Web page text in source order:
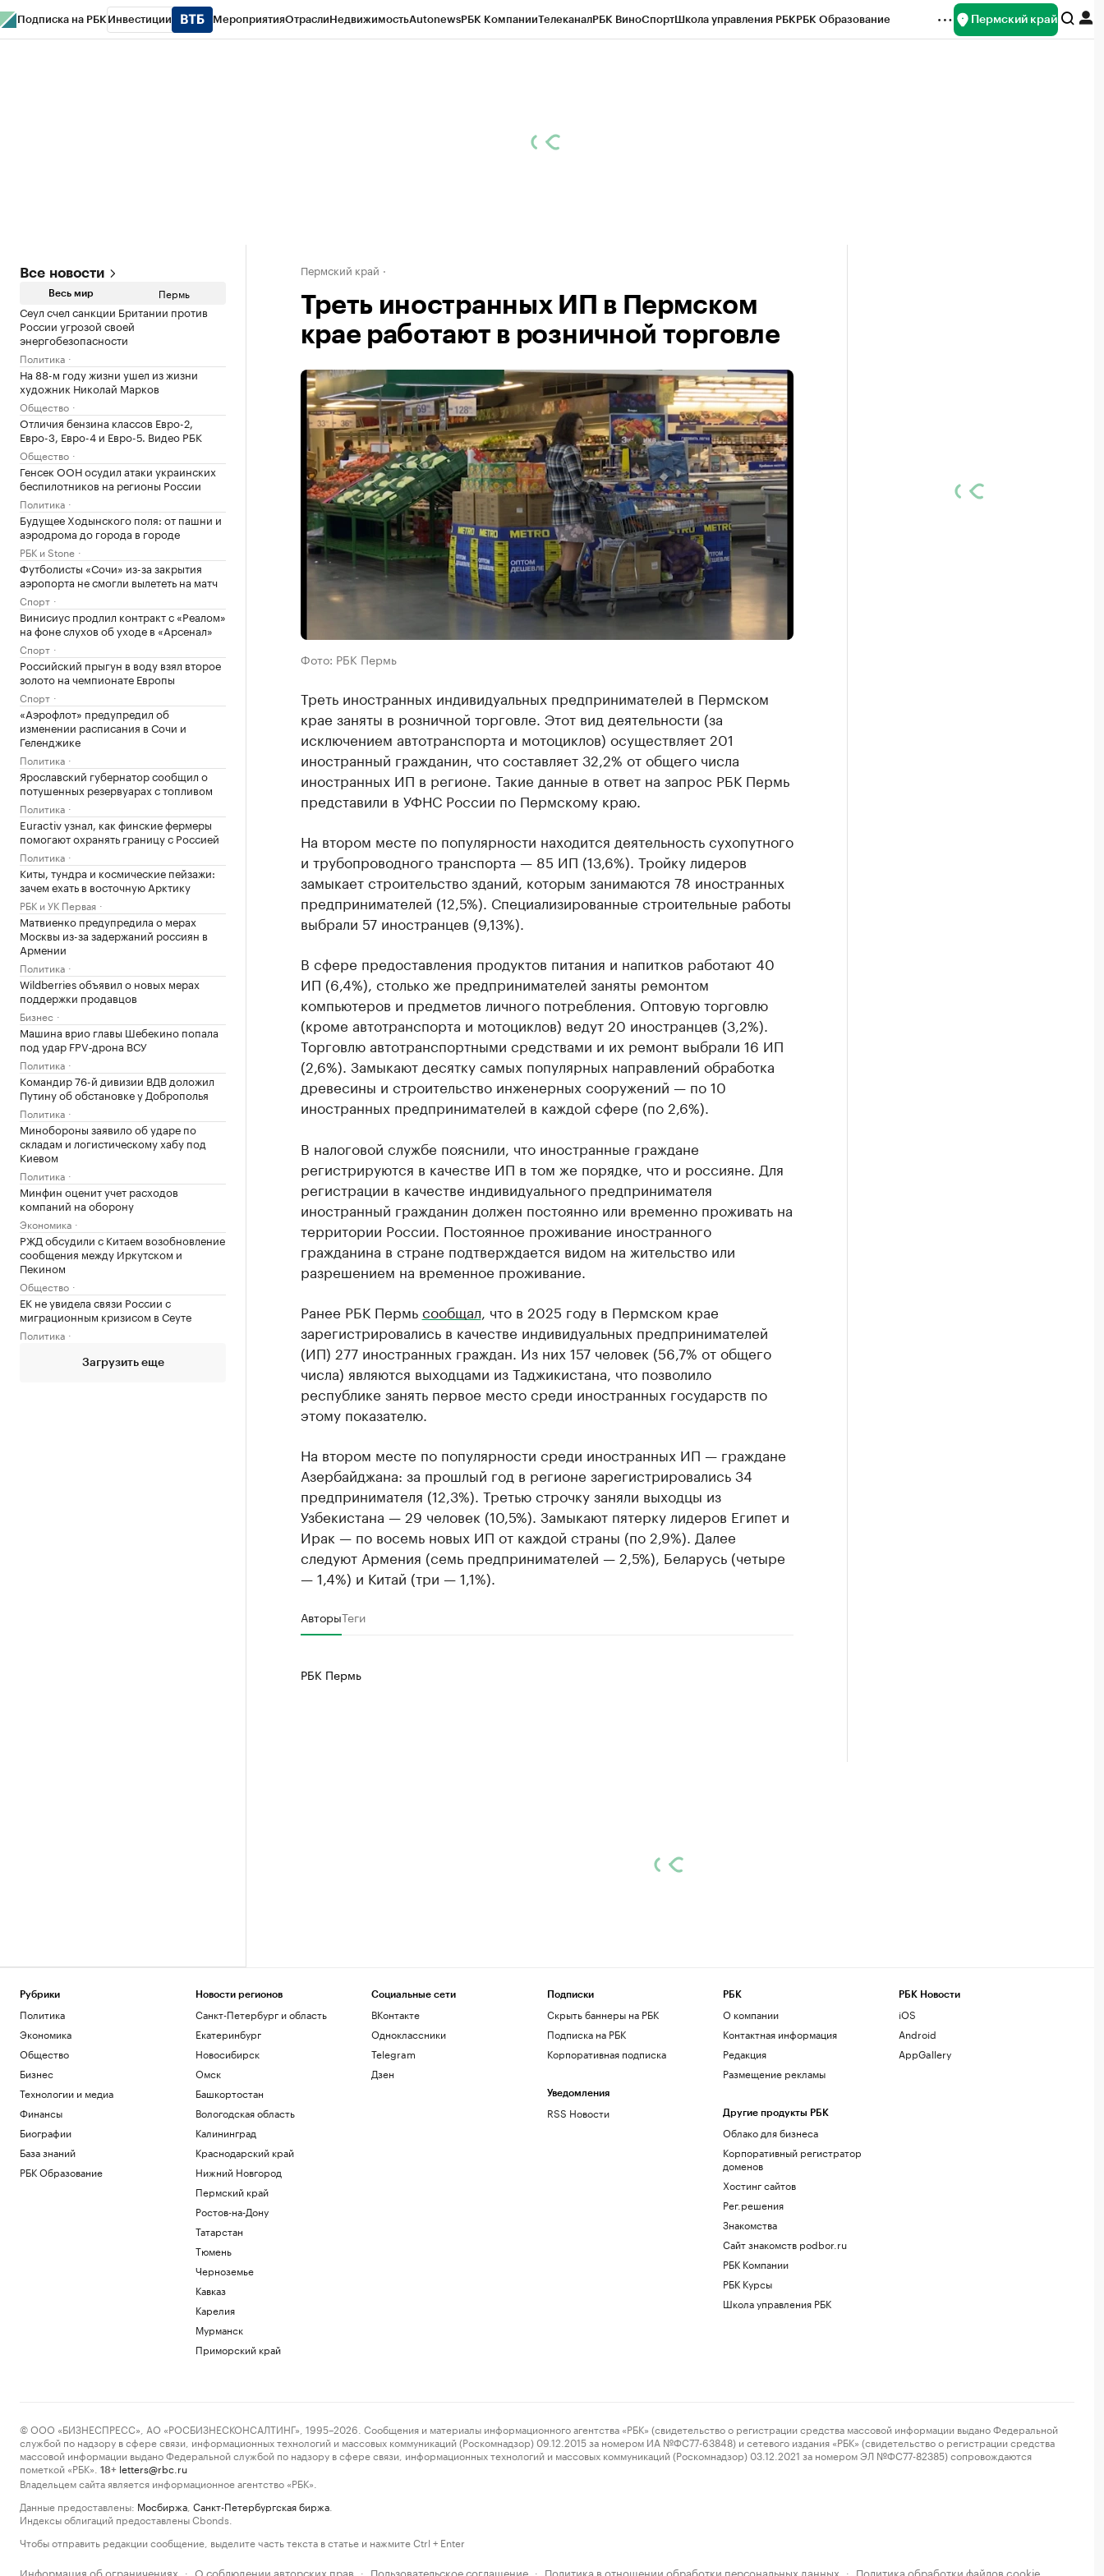
Подписка на РБК Инвестиции МероприятияОтраслиНедвижимостьAutonewsРБК КомпанииТелеканалРБК ВиноСпортШкола управления РБКРБК Образование Пермский край
Все новости
Весь мир Пермь
Сеул счел санкции Британии против
России угрозой своей
энергобезопасности
Политика
На 88-м году жизни ушел из жизни
художник Николай Марков
Общество
Отличия бензина классов Евро-2,
Евро-3, Евро-4 и Евро-5. Видео РБК
Общество
Генсек ООН осудил атаки украинских
беспилотников на регионы России
Политика
Будущее Ходынского поля: от пашни и
аэродрома до города в городе
РБК и Stone
Футболисты «Сочи» из-за закрытия
аэропорта не смогли вылететь на матч
Спорт
Винисиус продлил контракт с «Реалом»
на фоне слухов об уходе в «Арсенал»
Спорт
Российский прыгун в воду взял второе
золото на чемпионате Европы
Спорт
«Аэрофлот» предупредил об
изменении расписания в Сочи и
Геленджике
Политика
Ярославский губернатор сообщил о
потушенных резервуарах с топливом
Политика
Euractiv узнал, как финские фермеры
помогают охранять границу с Россией
Политика
Киты, тундра и космические пейзажи:
зачем ехать в восточную Арктику
РБК и УК Первая
Матвиенко предупредила о мерах
Москвы из-за задержаний россиян в
Армении
Политика
Wildberries объявил о новых мерах
поддержки продавцов
Бизнес
Машина врио главы Шебекино попала
под удар FPV‑дрона ВСУ
Политика
Командир 76-й дивизии ВДВ доложил
Путину об обстановке у Доброполья
Политика
Минобороны заявило об ударе по
складам и логистическому хабу под
Киевом
Политика
Минфин оценит учет расходов
компаний на оборону
Экономика
РЖД обсудили с Китаем возобновление
сообщения между Иркутском и
Пекином
Общество
ЕК не увидела связи России с
миграционным кризисом в Сеуте
Политика
Загрузить еще
Пермский край
Треть иностранных ИП в Пермском
крае работают в розничной торговле
Фото: РБК Пермь
Треть иностранных индивидуальных предпринимателей в Пермском
крае заняты в розничной торговле. Этот вид деятельности (за
исключением автотранспорта и мотоциклов) осуществляет 201
иностранный гражданин, что составляет 32,2% от общего числа
иностранных ИП в регионе. Такие данные в ответ на запрос РБК Пермь
представили в УФНС России по Пермскому краю.
На втором месте по популярности находится деятельность сухопутного
и трубопроводного транспорта — 85 ИП (13,6%). Тройку лидеров
замыкает строительство зданий, которым занимаются 78 иностранных
предпринимателей (12,5%). Специализированные строительные работы
выбрали 57 иностранцев (9,13%).
В сфере предоставления продуктов питания и напитков работают 40
ИП (6,4%), столько же предпринимателей заняты ремонтом
компьютеров и предметов личного потребления. Оптовую торговлю
(кроме автотранспорта и мотоциклов) ведут 20 иностранцев (3,2%).
Торговлю автотранспортными средствами и их ремонт выбрали 16 ИП
(2,6%). Замыкают десятку самых популярных направлений обработка
древесины и строительство инженерных сооружений — по 10
иностранных предпринимателей в каждой сфере (по 2,6%).
В налоговой службе пояснили, что иностранные граждане
регистрируются в качестве ИП в том же порядке, что и россияне. Для
регистрации в качестве индивидуального предпринимателя
иностранный гражданин должен постоянно или временно проживать на
территории России. Постоянное проживание иностранного
гражданина в стране подтверждается видом на жительство или
разрешением на временное проживание.
Ранее РБК Пермьсообщал , что в 2025 году в Пермском крае
зарегистрировались в качестве индивидуальных предпринимателей
(ИП) 277 иностранных граждан. Из них 157 человек (56,7% от общего
числа) являются выходцами из Таджикистана, что позволило
республике занять первое место среди иностранных государств по
этому показателю.
На втором месте по популярности среди иностранных ИП — граждане
Азербайджана: за прошлый год в регионе зарегистрировались 34
предпринимателя (12,3%). Третью строчку заняли выходцы из
Узбекистана — 29 человек (10,5%). Замыкают пятерку лидеров Египет и
Ирак — по восемь новых ИП от каждой страны (по 2,9%). Далее
следуют Армения (семь предпринимателей — 2,5%), Беларусь (четыре
— 1,4%) и Китай (три — 1,1%).
АвторыТеги
РБК Пермь
Рубрики
Политика
Экономика
Общество
Бизнес
Технологии и медиа
Финансы
Биографии
База знаний
РБК Образование
Новости регионов
Санкт-Петербург и область
Екатеринбург
Новосибирск
Омск
Башкортостан
Вологодская область
Калининград
Краснодарский край
Нижний Новгород
Пермский край
Ростов-на-Дону
Татарстан
Тюмень
Черноземье
Кавказ
Карелия
Мурманск
Приморский край
Социальные сети
ВКонтакте
Одноклассники
Telegram
Дзен
Подписки
Скрыть баннеры на РБК
Подписка на РБК
Корпоративная подписка
Уведомления
RSS Новости
РБК
О компании
Контактная информация
Редакция
Размещение рекламы
Другие продукты РБК
Облако для бизнеса
Корпоративный регистратор
доменов
Хостинг сайтов
Рег.решения
Знакомства
Сайт знакомств podbor.ru
РБК Компании
РБК Курсы
Школа управления РБК
РБК Новости
iOS
Android
AppGallery
© ООО «БИЗНЕСПРЕСС», АО «РОСБИЗНЕСКОНСАЛТИНГ», 1995–2026. Сообщения и материалы информационного агентства «РБК» (свидетельство о регистрации средства массовой информации выдано Федеральной
службой по надзору в сфере связи, информационных технологий и массовых коммуникаций (Роскомнадзор) 09.12.2015 за номером ИА №ФС77-63848) и сетевого издания «РБК» (свидетельство о регистрации средства
массовой информации выдано Федеральной службой по надзору в сфере связи, информационных технологий и массовых коммуникаций (Роскомнадзор) 03.12.2021 за номером ЭЛ №ФС77-82385) сопровождаются
пометкой «РБК».
18+ letters@rbc.ru
Владельцем сайта является информационное агентство «РБК».
Данные предоставлены: Мосбиржа Санкт-Петербургская биржа
Индексы облигаций предоставлены Cbonds.
Чтобы отправить редакции сообщение, выделите часть текста в статье и нажмите Ctrl + Enter
Информация об ограничениях · О соблюдении авторских прав · Пользовательское соглашение · Политика в отношении обработки персональных данных · Политика обработки файлов cookie